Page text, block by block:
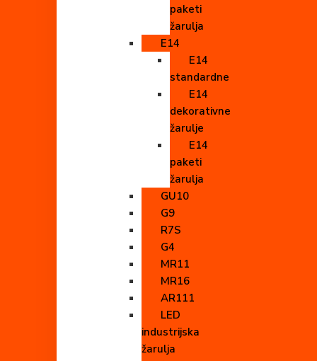
paketi
žarulja
E14
E14
standardne
E14
dekorativne
žarulje
E14
paketi
žarulja
GU10
G9
R7S
G4
MR11
MR16
AR111
LED
industrijska
žarulja